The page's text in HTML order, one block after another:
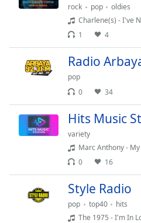
Subtitles
settings,
opens
subtitles
off,
selected
Picture-
rock pop
oldies
Charlene(s) - I've
1
4
Radio
pop
0
34
Hits Music
variety
Marc Anthony - My
0
16
Style Radio
pop top40
hits
The 1975 - I'm In